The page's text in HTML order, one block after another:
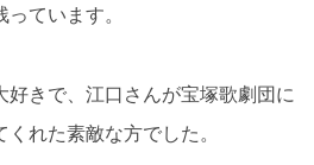
ています。
好きで、江口さんが宝塚歌劇団に
れた素敵な方でした。